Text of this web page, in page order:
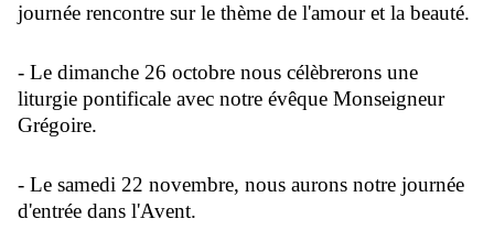
journée rencontre sur le thème de l'amour et la beauté.
- Le dimanche 26 octobre nous célèbrerons une
liturgie pontificale avec notre évêque Monseigneur
Grégoire.
- Le samedi 22 novembre, nous aurons notre journée
d'entrée dans l'Avent.